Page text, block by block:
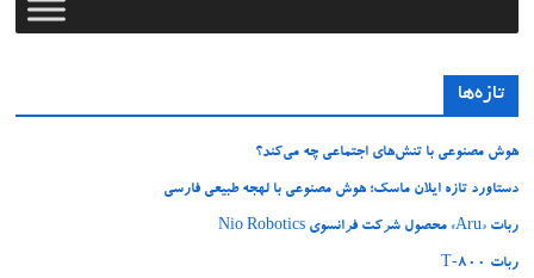
تازه‌ها
هوش مصنوعی با تنش‌های اجتماعی چه می‌کند؟
دستاورد تازه ایلان ماسک؛ هوش مصنوعی با لهجه طبیعی فارسی
ربات «Aru» محصول شرکت فرانسوی Nio Robotics
ربات T‑800